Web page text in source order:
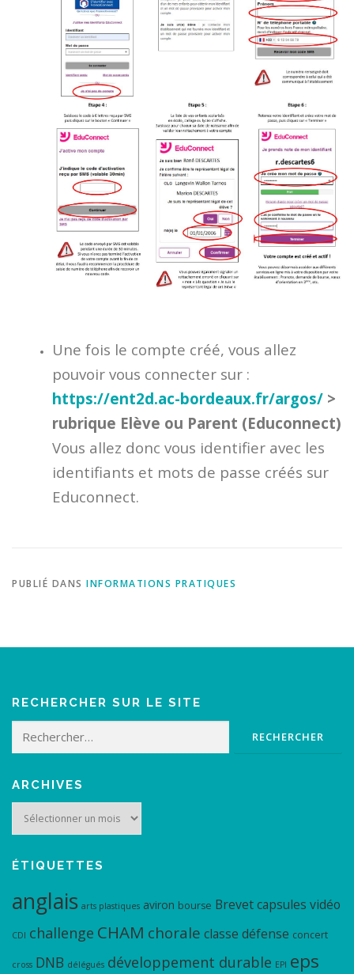
Une fois le compte créé, vous allez
pouvoir vous connecter sur :
https://ent2d.ac-bordeaux.fr/argos/>
rubrique Elève ou Parent (Educonnect)
Vous allez donc vous identifier avec les
identifiants et mots de passe créés sur
Educonnect.
PUBLIÉ DANS INFORMATIONS PRATIQUES
RECHERCHER SUR LE SITE
Rechercher :
ARCHIVES
Archives
ÉTIQUETTES
anglais arts plastiques aviron bourse Brevetcapsules vidéo
CDI challenge CHAM chorale classe défense concert
cross DNB délégués développement durable EPI eps